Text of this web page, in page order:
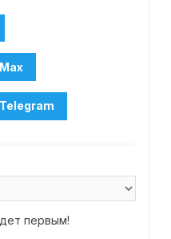
первым!